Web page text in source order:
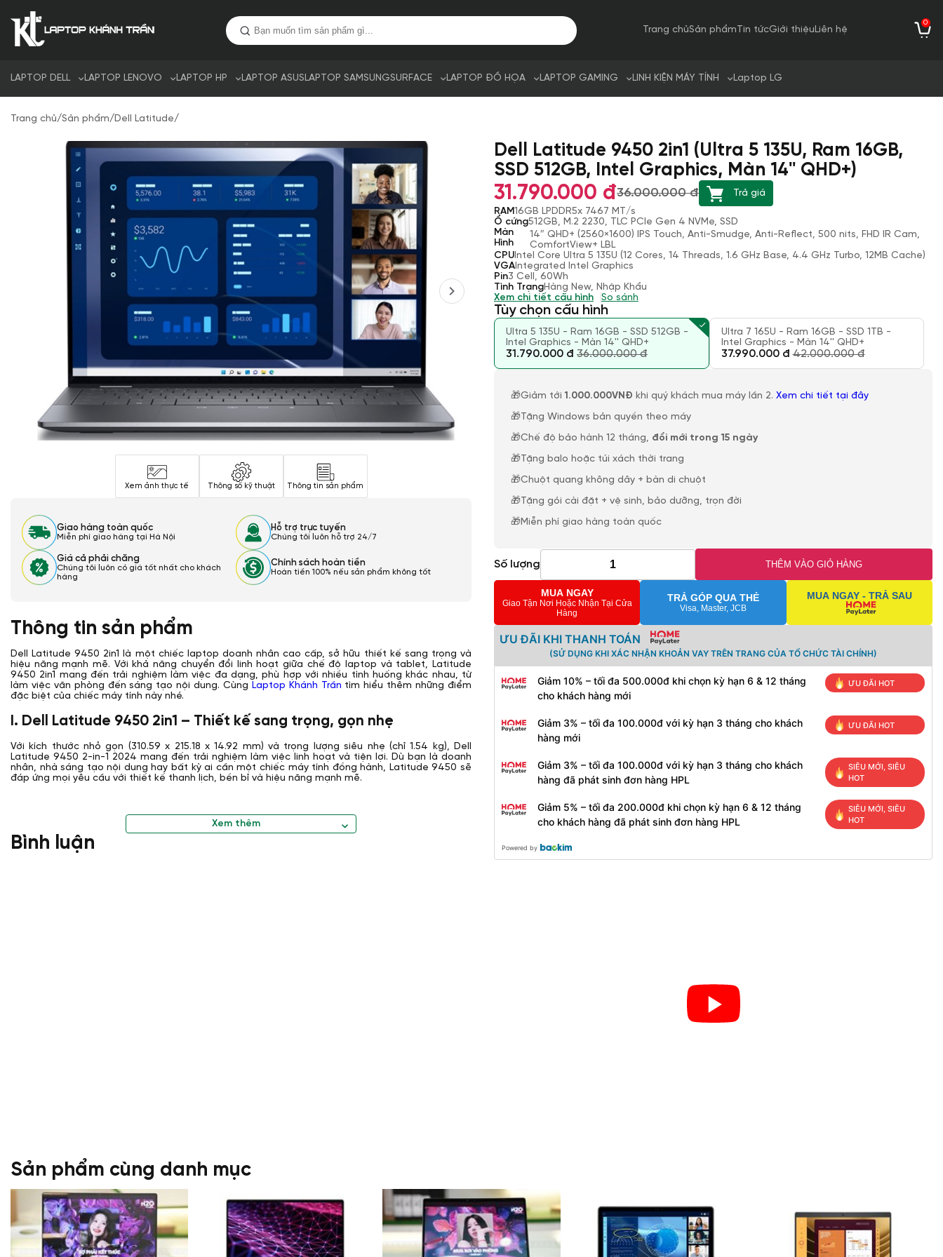
Trang chủSản phẩm Tin tứcGiới thiệuLiên hệ
0
LAPTOP DELL LAPTOP LENOVO LAPTOP HP LAPTOP ASUSLAPTOP SAMSUNGSURFACE LAPTOP ĐỒ HỌA LAPTOP GAMING LINH KIỆN MÁY TÍNH Laptop LG
Trang chủ/Sản phẩm/Dell Latitude/
Xem ảnh thực tế Thông số kỹ thuật Thông tin sản phẩm
Giao hàng toàn quốc
Miễn phí giao hàng tại Hà Nội
Hỗ trợ trực tuyến
Chúng tôi luôn hỗ trợ 24/7
Giá cả phải chăng
Chúng tôi luôn có giá tốt nhất cho khách
hàng
Chính sách hoàn tiền
Hoàn tiền 100% nếu sản phẩm không tốt
Dell Latitude 9450 2in1 (Ultra 5 135U, Ram 16GB,
SSD 512GB, Intel Graphics, Màn 14'' QHD+)
31.790.000 đ36.000.000 đ
Trả giá
RAM16GB LPDDR5x 7467 MT/s
Ổ cứng512GB, M.2 2230, TLC PCIe Gen 4 NVMe, SSD
Màn
Hình
14″ QHD+ (2560×1600) IPS Touch, Anti-Smudge, Anti-Reflect, 500 nits, FHD IR Cam,
ComfortView+ LBL
CPUIntel Core Ultra 5 135U (12 Cores, 14 Threads, 1.6 GHz Base, 4.4 GHz Turbo, 12MB Cache)
VGAIntegrated Intel Graphics
Pin3 Cell, 60Wh
Tình TrạngHàng New, Nhập Khẩu
Xem chi tiết cấu hình
So sánh
Tùy chọn cấu hình
Ultra 5 135U - Ram 16GB - SSD 512GB -
Intel Graphics - Màn 14'' QHD+
31.790.000 đ 36.000.000 đ
Ultra 7 165U - Ram 16GB - SSD 1TB -
Intel Graphics - Màn 14'' QHD+
37.990.000 đ42.000.000 đ
🎁Giảm tới 1.000.000VNĐ khi quý khách mua máy lần 2. Xem chi tiết tại đây
🎁Tặng Windows bản quyền theo máy
🎁Chế độ bảo hành 12 tháng, đổi mới trong 15 ngày
🎁Tặng balo hoặc túi xách thời trang
🎁Chuột quang không dây + bàn di chuột
🎁Tặng gói cài đặt + vệ sinh, bảo dưỡng, trọn đời
🎁Miễn phí giao hàng toàn quốc
Số lượng THÊM VÀO GIỎ HÀNG
MUA NGAY
Giao Tận Nơi Hoặc Nhận Tại Cửa
Hàng
TRẢ GÓP QUA THẺ
Visa, Master, JCB
MUA NGAY - TRẢ SAU
ƯU ĐÃI KHI THANH TOÁN
(SỬ DỤNG KHI XÁC NHẬN KHOẢN VAY TRÊN TRANG CỦA TỔ CHỨC TÀI CHÍNH)
Giảm 10% – tối đa 500.000đ khi chọn kỳ hạn 6 & 12 tháng
cho khách hàng mới
ƯU ĐÃI HOT
Giảm 3% – tối đa 100.000đ với kỳ hạn 3 tháng cho khách
hàng mới
ƯU ĐÃI HOT
Giảm 3% – tối đa 100.000đ với kỳ hạn 3 tháng cho khách
hàng đã phát sinh đơn hàng HPL
SIÊU MỚI, SIÊU
HOT
Giảm 5% – tối đa 200.000đ khi chọn kỳ hạn 6 & 12 tháng
cho khách hàng đã phát sinh đơn hàng HPL
SIÊU MỚI, SIÊU
HOT
Powered by
Thông tin sản phẩm
Dell Latitude 9450 2in1 là một chiếc laptop doanh nhân cao cấp, sở hữu thiết kế sang trọng và
hiệu năng mạnh mẽ. Với khả năng chuyển đổi linh hoạt giữa chế độ laptop và tablet, Latitude
9450 2in1 mang đến trải nghiệm làm việc đa dạng, phù hợp với nhiều tình huống khác nhau, từ
làm việc văn phòng đến sáng tạo nội dung. Cùng Laptop Khánh Trần tìm hiểu thêm những điểm
đặc biệt của chiếc máy tính này nhé.
I. Dell Latitude 9450 2in1 – Thiết kế sang trọng, gọn nhẹ
Với kích thước nhỏ gọn (310.59 x 215.18 x 14.92 mm) và trọng lượng siêu nhẹ (chỉ 1.54 kg), Dell
Latitude 9450 2-in-1 2024 mang đến trải nghiệm làm việc linh hoạt và tiện lợi. Dù bạn là doanh
nhân, nhà sáng tạo nội dung hay bất kỳ ai cần một chiếc máy tính đồng hành, Latitude 9450 sẽ
đáp ứng mọi yêu cầu với thiết kế thanh lịch, bền bỉ và hiệu năng mạnh mẽ.
II. Dell Latitude 9450 2in1 – Cấu hình vượt trội
Với cấu hình mạnh mẽ, Latitude 9450 là một lựa chọn hoàn hảo cho những người dùng có nhu
cầu làm việc, học tập và giải trí ở mức cao. Dù bạn là một nhà thiết kế đồ họa, một lập trình viên,
hay đơn giản chỉ là một người dùng muốn trải nghiệm những tựa game mới nhất, chiếc laptop
này đều đáp ứng được mọi yêu cầu.
Xem thêm
Bình luận
Sản phẩm cùng danh mục